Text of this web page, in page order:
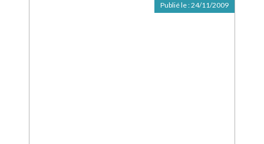
Publié le :24/11/2009